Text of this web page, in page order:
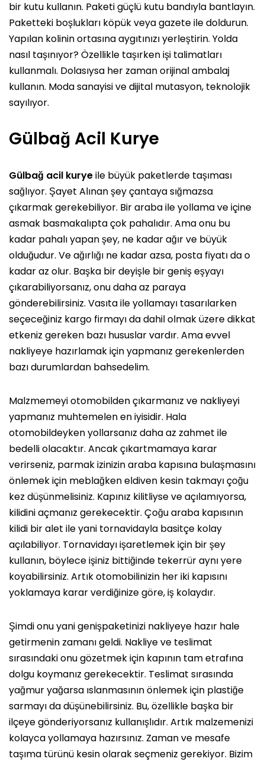
bir kutu kullanın. Paketi güçlü kutu bandıyla bantlayın.
Paketteki boşlukları köpük veya gazete ile doldurun.
Yapılan kolinin ortasına aygıtınızı yerleştirin. Yolda
nasıl taşınıyor? Özellikle taşırken işi talimatları
kullanmalı. Dolasıysa her zaman orijinal ambalaj
kullanın. Moda sanayisi ve dijital mutasyon, teknolojik
sayılıyor.
Gülbağ Acil Kurye
Gülbağ acil kuryeile büyük paketlerde taşıması
sağlıyor. Şayet Alınan şey çantaya sığmazsa
çıkarmak gerekebiliyor. Bir araba ile yollama ve içine
asmak basmakalıpta çok pahalıdır. Ama onu bu
kadar pahalı yapan şey, ne kadar ağır ve büyük
olduğudur. Ve ağırlığı ne kadar azsa, posta fiyatı da o
kadar az olur. Başka bir deyişle bir geniş eşyayı
çıkarabiliyorsanız, onu daha az paraya
gönderebilirsiniz. Vasıta ile yollamayı tasarılarken
seçeceğiniz kargo firmayı da dahil olmak üzere dikkat
etkeniz gereken bazı hususlar vardır. Ama evvel
nakliyeye hazırlamak için yapmanız gerekenlerden
bazı durumlardan bahsedelim.
Malzmemeyi otomobilden çıkarmanız ve nakliyeyi
yapmanız muhtemelen en iyisidir. Hala
otomobildeyken yollarsanız daha az zahmet ile
bedelli olacaktır. Ancak çıkartmamaya karar
verirseniz, parmak izinizin araba kapısına bulaşmasını
önlemek için meblağken eldiven kesin takmayı çoğu
kez düşünmelisiniz. Kapınız kilitliyse ve açılamıyorsa,
kilidini açmanız gerekecektir. Çoğu araba kapısının
kilidi bir alet ile yani tornavidayla basitçe kolay
açılabiliyor. Tornavidayı işaretlemek için bir şey
kullanın, böylece işiniz bittiğinde tekerrür aynı yere
koyabilirsiniz. Artık otomobilinizin her iki kapısını
yoklamaya karar verdiğinize göre, iş kolaydır.
Şimdi onu yani genişpaketinizi nakliyeye hazır hale
getirmenin zamanı geldi. Nakliye ve teslimat
sırasındaki onu gözetmek için kapının tam etrafına
dolgu koymanız gerekecektir. Teslimat sırasında
yağmur yağarsa ıslanmasının önlemek için plastiğe
sarmayı da düşünebilirsiniz. Bu, özellikle başka bir
ilçeye gönderiyorsanız kullanışlıdır. Artık malzemenizi
kolayca yollamaya hazırsınız. Zaman ve mesafe
taşıma türünü kesin olarak seçmeniz gerekiyor. Bizim